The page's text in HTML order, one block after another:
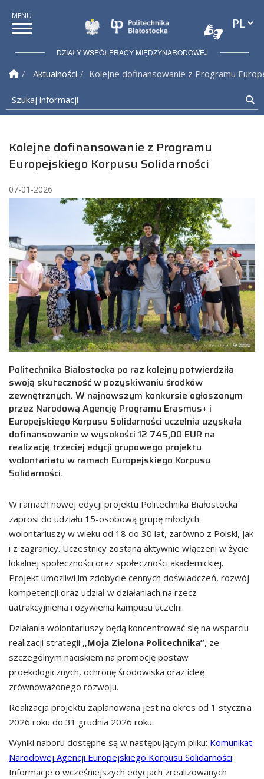
Politechnika
DZIAŁY WSPÓŁPRACY MIĘDZYNARODOWEJ
Strona Główna
Aktualności
Kolejne dofinansowanie z Programu
Szukaj informacji
Kolejne dofinansowanie z Programu
Europejskiego Korpusu Solidarności
07-01-2026
Politechnika Białostocka po raz kolejny potwierdziła
swoją skuteczność w pozyskiwaniu środków
zewnętrznych. W najnowszym konkursie ogłoszonym
przez Narodową Agencję Programu Erasmus+ i
Europejskiego Korpusu Solidarności uczelnia uzyskała
dofinansowanie w wysokości 12 745,00 EUR na
realizację trzeciej edycji grupowego projektu
wolontariatu w ramach Europejskiego Korpusu
Solidarności.
W ramach nowej edycji projektu Politechnika Białostocka
zaprosi do udziału 15-osobową grupę młodych
wolontariuszy w wieku od 18 do 30 lat, zarówno z Polski, jak
i z zagranicy. Uczestnicy zostaną aktywnie włączeni w życie
lokalnej społeczności oraz społeczności akademickiej.
Projekt umożliwi im zdobycie cennych doświadczeń, rozwój
kompetencji oraz udział w działaniach na rzecz
uatrakcyjnienia i ożywienia kampusu uczelni.
Działania wolontariuszy będą koncentrować się na wsparciu
realizacji strategii „Moja Zielona Politechnika”, ze
szczególnym naciskiem na promocję postaw
proekologicznych, ochronę środowiska oraz ideę
zrównoważonego rozwoju.
Realizacja projektu zaplanowana jest na okres od 1 stycznia
2026 roku do 31 grudnia 2026 roku.
Wyniki naboru dostępne są w następującym pliku: Komunikat
Narodowej Agencji Europejskiego Korpusu Solidarności
Informacje o wcześniejszych edycjach zrealizowanych